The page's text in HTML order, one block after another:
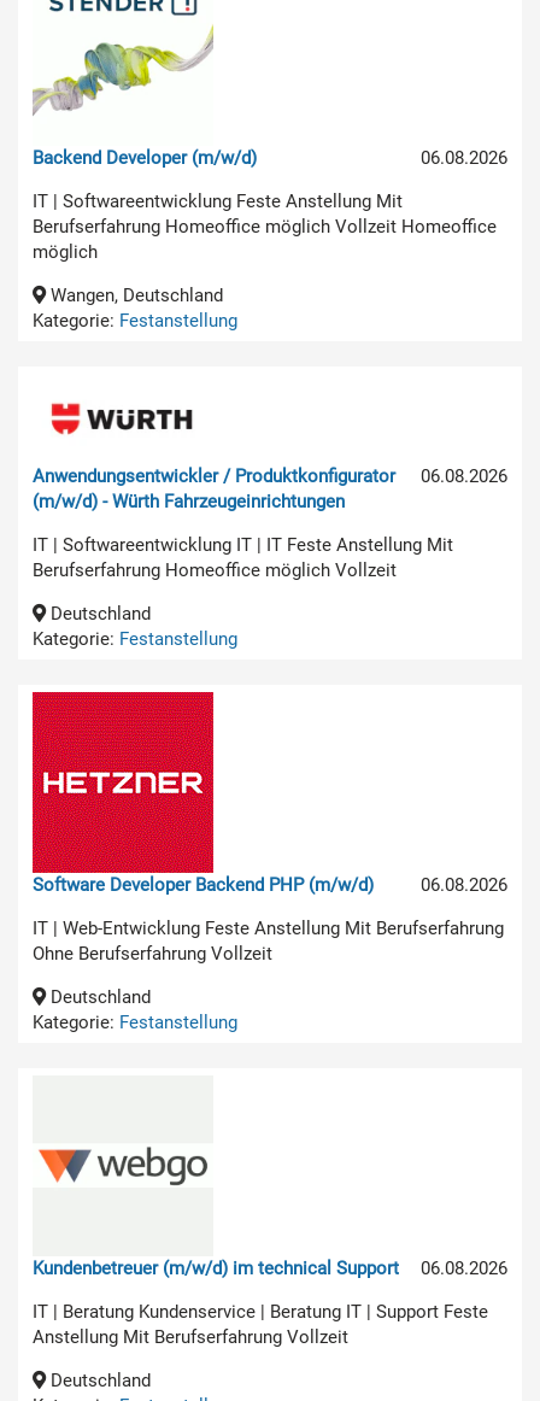
06.08.2026
Backend Developer (m/w/d)
IT | Softwareentwicklung Feste Anstellung Mit
Berufserfahrung Homeoffice möglich Vollzeit Homeoffice
möglich
Wangen, Deutschland
Kategorie: Festanstellung
06.08.2026
Anwendungsentwickler / Produktkonfigurator
(m/w/d) - Würth Fahrzeugeinrichtungen
IT | Softwareentwicklung IT | IT Feste Anstellung Mit
Berufserfahrung Homeoffice möglich Vollzeit
Deutschland
Kategorie: Festanstellung
06.08.2026
Software Developer Backend PHP (m/w/d)
IT | Web-Entwicklung Feste Anstellung Mit Berufserfahrung
Ohne Berufserfahrung Vollzeit
Deutschland
Kategorie: Festanstellung
06.08.2026
Kundenbetreuer (m/w/d) im technical Support
IT | Beratung Kundenservice | Beratung IT | Support Feste
Anstellung Mit Berufserfahrung Vollzeit
Deutschland